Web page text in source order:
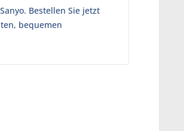
Bestellen Sie jetzt
bequemen